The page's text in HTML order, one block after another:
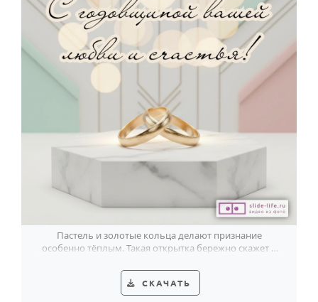
Пастель и золотые кольца делают признание
особенно тёплым. Такая открытка бережно скажет о
СКАЧАТЬ